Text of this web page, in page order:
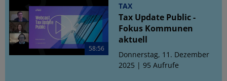
58:56
TAX
Tax Update Public -
Fokus Kommunen
aktuell
Donnerstag, 11. Dezember
2025 | 95 Aufrufe